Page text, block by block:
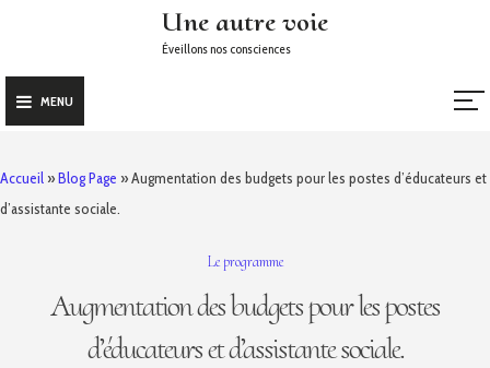
content
Une autre voie
Éveillons nos consciences
MENU
Accueil »Blog Page »Augmentation des budgets pour les postes d’éducateurs et
d’assistante sociale.
Le programme
Augmentation des budgets pour les postes
d’éducateurs et d’assistante sociale.